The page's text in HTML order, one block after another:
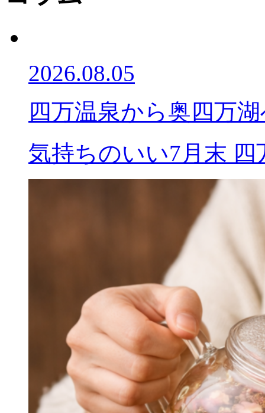
2026.08.05
四万温泉から奥四万
気持ちのいい7月末